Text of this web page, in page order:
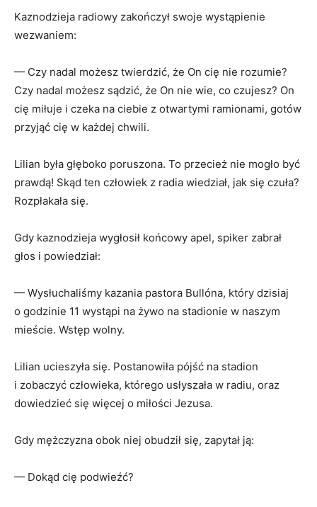
Kaznodzieja radiowy zakończył swoje wystąpienie
wezwaniem:
— Czy nadal możesz twierdzić, że On cię nie rozumie?
Czy nadal możesz sądzić, że On nie wie, co czujesz? On
cię miłuje i czeka na ciebie z otwartymi ramionami, gotów
przyjąć cię w każdej chwili.
Lilian była głęboko poruszona. To przecież nie mogło być
prawdą! Skąd ten człowiek z radia wiedział, jak się czuła?
Rozpłakała się.
Gdy kaznodzieja wygłosił końcowy apel, spiker zabrał
głos i powiedział:
— Wysłuchaliśmy kazania pastora Bullóna, który dzisiaj
o godzinie 11 wystąpi na żywo na stadionie w naszym
mieście. Wstęp wolny.
Lilian ucieszyła się. Postanowiła pójść na stadion
i zobaczyć człowieka, którego usłyszała w radiu, oraz
dowiedzieć się więcej o miłości Jezusa.
Gdy mężczyzna obok niej obudził się, zapytał ją:
— Dokąd cię podwieźć?